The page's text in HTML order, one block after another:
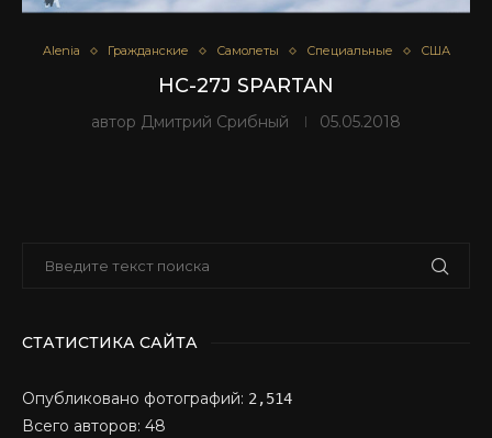
Alenia Гражданские Самолеты Специальные США
HC-27J SPARTAN
автор Дмитрий Срибный 05.05.2018
СТАТИСТИКА САЙТА
Опубликовано фотографий: 2,514
Всего авторов: 48